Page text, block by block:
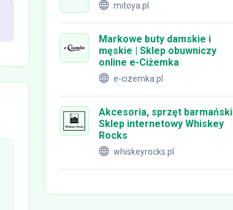
mitoya.pl
Markowe buty damskie i
męskie | Sklep obuwniczy
online e-Ciżemka
e-cizemka.pl
Akcesoria, sprzęt barmański |
Sklep internetowy Whiskey
Rocks
whiskeyrocks.pl